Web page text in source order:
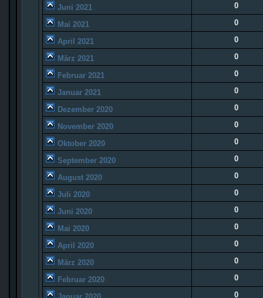
Juni 2021 0
Mai 2021 0
April 2021 0
März 2021 0
Februar 2021 0
Januar 2021 0
Dezember 2020 0
November 2020 0
Oktober 2020 0
September 2020 0
August 2020 0
Juli 2020 0
Juni 2020 0
Mai 2020 0
April 2020 0
März 2020 0
Februar 2020 0
0